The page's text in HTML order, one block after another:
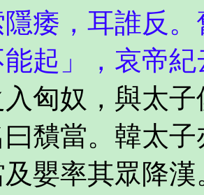
隱痿，耳誰反
起」，哀帝
奴，與太子
穨當。韓太
嬰率其眾降